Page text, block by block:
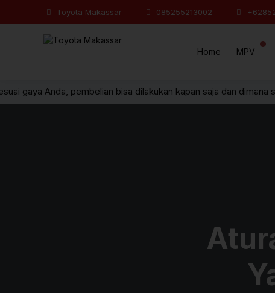
Toyota Makassar 085255213002
Home MPV
Anda, pembelian bisa dilakukan kapan saja dan dimana